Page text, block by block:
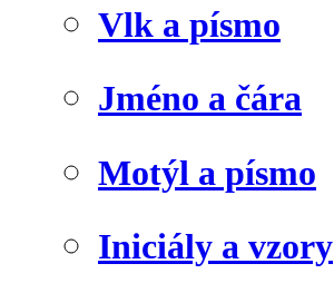
Vlk a písmo
Jméno a čára
Motýl a písmo
Iniciály a vzory